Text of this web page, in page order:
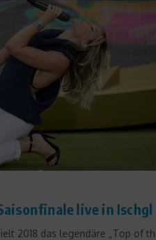
live in Ischgl
2018 das legendäre „Top of